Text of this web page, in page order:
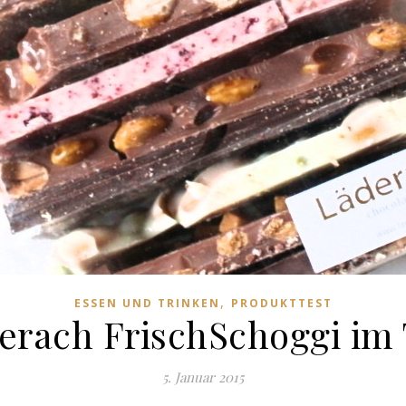
ESSEN UND TRINKEN , PRODUKTTEST
FrischSchoggi im
5. Januar 2015